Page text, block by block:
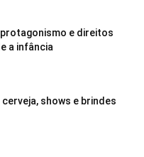
protagonismo e direitos
a infância
cerveja, shows e brindes